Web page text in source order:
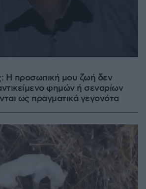
Η προσωπική μου ζωή δεν
φημών ή σεναρίων
ως πραγματικά γεγονότα